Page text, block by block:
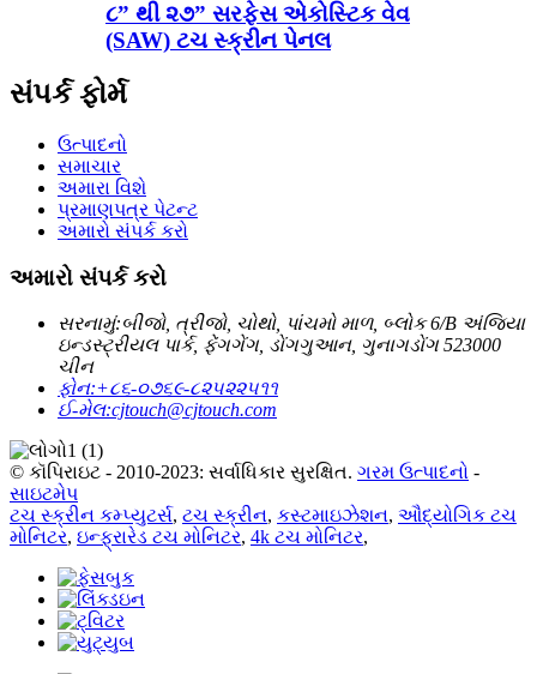
૮” થી ૨૭” સરફેસ એકોસ્ટિક વેવ
(SAW) ટચ સ્ક્રીન પેનલ
સંપર્ક ફોર્મ
ઉત્પાદનો
સમાચાર
અમારા વિશે
પ્રમાણપત્ર પેટન્ટ
અમારો સંપર્ક કરો
અમારો સંપર્ક કરો
સરનામું:બીજો, ત્રીજો, ચોથો, પાંચમો માળ, બ્લોક 6/B અંજિયા
ઇન્ડસ્ટ્રીયલ પાર્ક, ફેંગગેંગ, ડોંગગુઆન, ગુનાગડોંગ 523000
ચીન
ફોન:+૮૬-૦૭૬૯-૮૨૫૨૨૫૧૧
ઈ-મેલ:cjtouch@cjtouch.com
© કૉપિરાઇટ - 2010-2023: સર્વાધિકાર સુરક્ષિત. ગરમ ઉત્પાદનો -
સાઇટમેપ
ટચ સ્ક્રીન કમ્પ્યુટર્સ, ટચ સ્ક્રીન, કસ્ટમાઇઝેશન, ઔદ્યોગિક ટચ
મોનિટર, ઇન્ફ્રારેડ ટચ મોનિટર, 4k ટચ મોનિટર,